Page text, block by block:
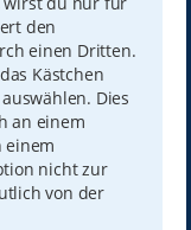
den
einen Dritten.
Kästchen
Dies
an einem
einem
nicht zur
von der